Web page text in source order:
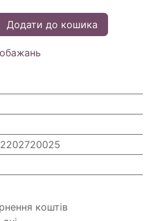
Додати до кошика
2202720025
коштів